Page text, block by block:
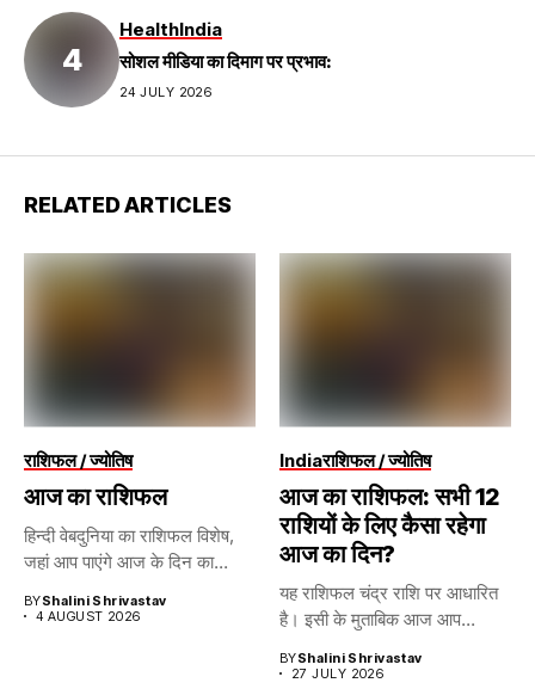
HealthIndia
सोशल मीडिया का दिमाग पर प्रभाव:
24 JULY 2026
RELATED ARTICLES
राशिफल / ज्योतिष
आज का राशिफल
हिन्दी वेबदुनिया का राशिफल विशेष,
जहां आप पाएंगे आज के दिन का...
BYShalini Shrivastav
4 AUGUST 2026
Indiaराशिफल / ज्योतिष
आज का राशिफल: सभी 12
राशियों के लिए कैसा रहेगा
आज का दिन?
यह राशिफल चंद्र राशि पर आधारित
है। इसी के मुताबिक आज आप...
BYShalini Shrivastav
27 JULY 2026